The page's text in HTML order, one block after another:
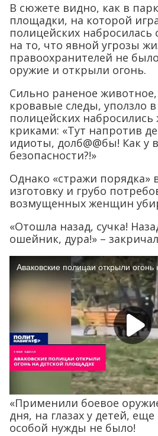
В сюжете видно, как в
площадки, на которой
полицейских набросилась
на то, что явной угрозы
правоохранителей не
оружие и открыли огонь.
Сильно раненое животное,
кровавые следы, уползло
полицейских
криками: «Тут напротив
идиоты, долб@@бы! Как у
безопасности?!»
Однако «стражи порядка»
изготовку и грубо
возмущенных женщин
«Отошла назад, сучка!
ошейник, дура!» –
«Применили боевое
дня, на глазах у детей, еще
особой нужды не было!